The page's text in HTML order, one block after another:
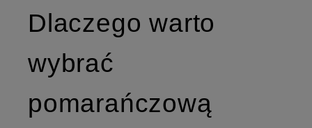
Dlaczego warto
wybrać
pomarańczową